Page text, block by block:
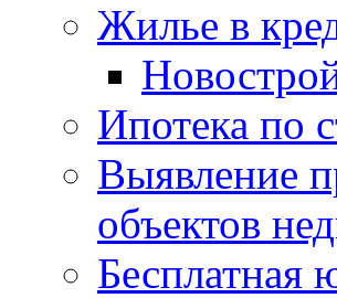
Жилье в
Ипотека по
Выявление
объектов
Бесплатная